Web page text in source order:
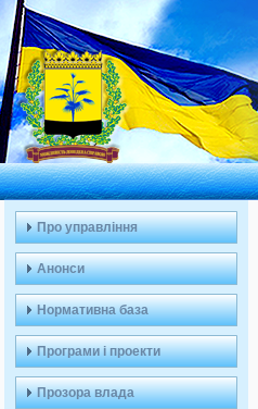
Про управління
Анонси
Нормативна база
Програми і проекти
Прозора влада